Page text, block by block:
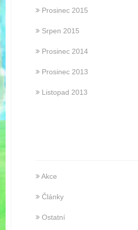
Prosinec 2015
Srpen 2015
Prosinec 2014
Prosinec 2013
Listopad 2013
Akce
Články
Ostatní